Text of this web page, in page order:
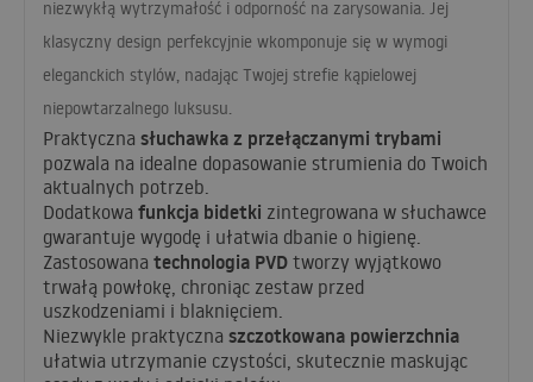
niezwykłą wytrzymałość i odporność na zarysowania. Jej
klasyczny design perfekcyjnie wkomponuje się w wymogi
eleganckich stylów, nadając Twojej strefie kąpielowej
niepowtarzalnego luksusu.
Praktyczna słuchawka z przełączanymi trybami
pozwala na idealne dopasowanie strumienia do Twoich
aktualnych potrzeb.
Dodatkowa funkcja bidetki zintegrowana w słuchawce
gwarantuje wygodę i ułatwia dbanie o higienę.
Zastosowana technologia PVD tworzy wyjątkowo
trwałą powłokę, chroniąc zestaw przed
uszkodzeniami i blaknięciem.
Niezwykle praktyczna szczotkowana powierzchnia
ułatwia utrzymanie czystości, skutecznie maskując